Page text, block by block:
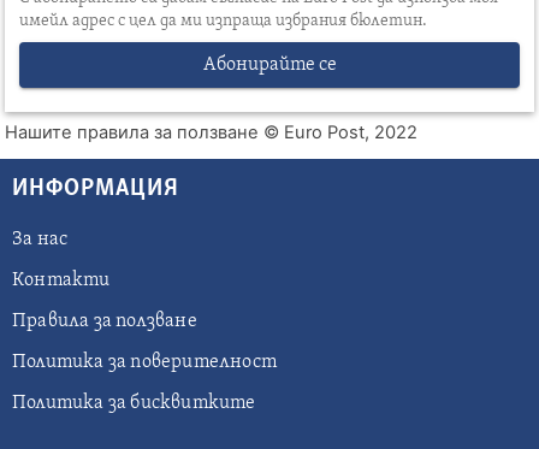
имейл адрес с цел да ми изпраща избрания бюлетин.
Абонирайте се
Нашите правила за ползване © Euro Post, 2022
ИНФОРМАЦИЯ
За нас
Контакти
Правила за ползване
Политика за поверителност
Политика за бисквитките